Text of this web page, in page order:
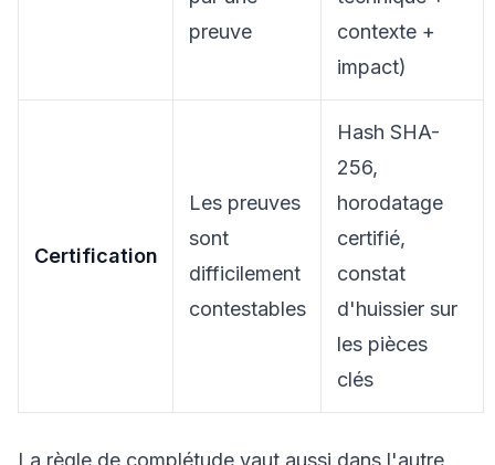
preuve
contexte +
impact)
Certification
Les preuves
sont
difficilement
contestables
Hash SHA-
256,
horodatage
certifié,
constat
d'huissier sur
les pièces
clés
La règle de complétude vaut aussi dans l'autre